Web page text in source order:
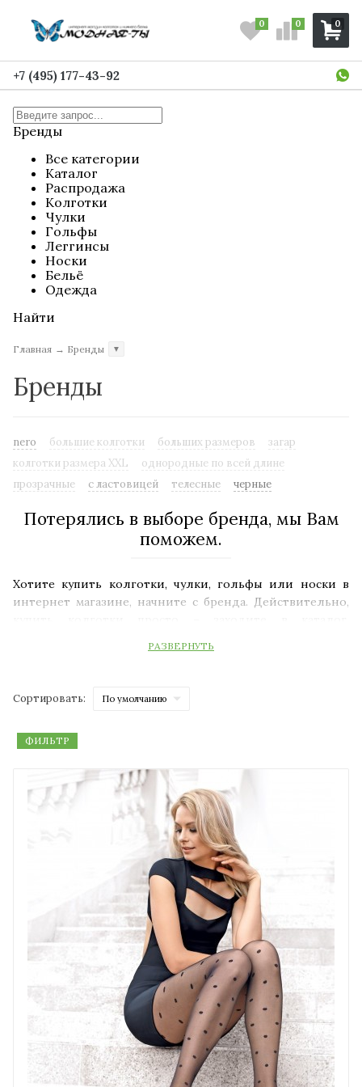
0
0 0
+7 (495) 177-43-92
Бренды
Все категории
Каталог
Распродажа
Колготки
Чулки
Гольфы
Леггинсы
Носки
Бельё
Одежда
Найти
Главная → Бренды ▼
Бренды
nero большие колготки больших размеров
загар
колготки размера XXL
однородные по всей длине
прозрачные
с ластовицей телесные черные
Потерялись в выборе бренда, мы Вам
поможем.
Хотите купить колготки, чулки, гольфы или носки в
интернет магазине, начните с бренда. Действительно,
устойчивым спросом, например колготки
женской одежды больше 10 000.
Цветные колготки
Сейчас можно купить колготки,
выбрав из 123 000 вариантов
Вы не ослышались, по самым скромным оценкам в мире
производится 123 000 разных видов колготок.
Занимаются производством ведущие бренды –
GLAMOUR и GOLDEN LADY, MiNiMi, OROBLU и другие.
Обратите внимание, это товары проверенных брендов,
РАЗВЕРНУТЬ
Сортировать:
ФИЛЬТР